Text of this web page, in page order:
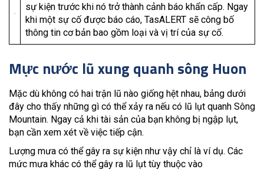
sự kiện trước khi nó trở thành cảnh báo khẩn cấp. Ngay
khi một sự cố được báo cáo, TasALERT sẽ công bố
thông tin cơ bản bao gồm loại và vị trí của sự cố.
Mực nước lũ xung quanh sông Huon
Mặc dù không có hai trận lũ nào giống hệt nhau, bảng dưới
đây cho thấy những gì có thể xảy ra nếu có lũ lụt quanh Sông
Mountain. Ngay cả khi tài sản của bạn không bị ngập lụt,
bạn cần xem xét về việc tiếp cận.
Lượng mưa có thể gây ra sự kiện như vậy chỉ là ví dụ. Các
mức mưa khác có thể gây ra lũ lụt tùy thuộc vào